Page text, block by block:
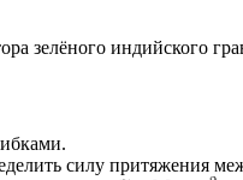
зелёного
силу притяжения